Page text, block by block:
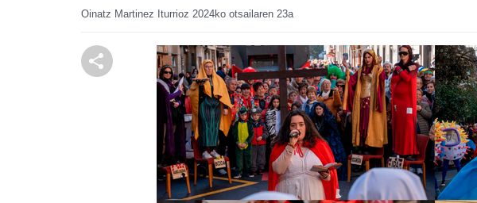
Oinatz Martinez Iturrioz 2024ko otsailaren 23a